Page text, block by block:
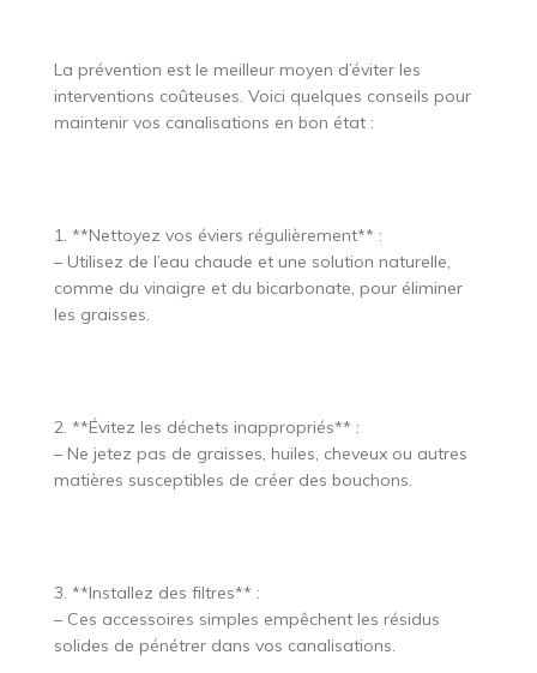
La prévention est le meilleur moyen d’éviter les
interventions coûteuses. Voici quelques conseils pour
maintenir vos canalisations en bon état :
1. **Nettoyez vos éviers régulièrement** :
– Utilisez de l’eau chaude et une solution naturelle,
comme du vinaigre et du bicarbonate, pour éliminer
les graisses.
2. **Évitez les déchets inappropriés** :
– Ne jetez pas de graisses, huiles, cheveux ou autres
matières susceptibles de créer des bouchons.
3. **Installez des filtres** :
– Ces accessoires simples empêchent les résidus
solides de pénétrer dans vos canalisations.